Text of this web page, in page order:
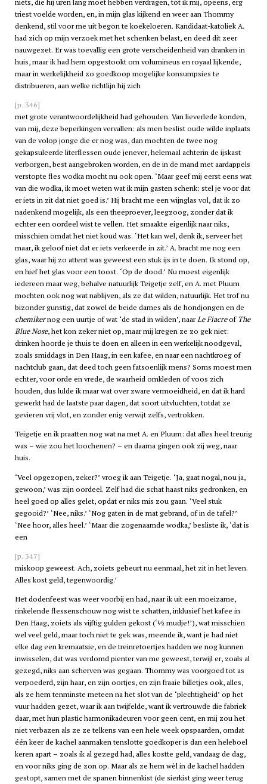
triest voelde worden, en, in mijn glas kijkend en weer aan Thommy
denkend, stil voor me uit begon te koekeloeren. Kandidaat-katoliek A.
had zich op mijn verzoek met het schenken belast, en deed dit zeer
nauwgezet. Er was toevallig een grote verscheidenheid van dranken in
huis, maar ik had hem opgestookt om volumineus en royaal lijkende,
maar in werkelijkheid zo goedkoop mogelijke konsumpsies te
distribueren, aan welke richtlijn hij zich
[p. 346]
met grote verantwoordelijkheid had gehouden. Van lieverlede konden,
van mij, deze beperkingen vervallen: als men beslist oude wilde inplaats
van de volop jonge die er nog was, dan mochten de twee nog
gekapsuleerde literflessen oude jenever, helemaal achterin de ijskast
verborgen, best aangebroken worden, en de in de mand met aardappels
verstopte fles wodka mocht nu ook open. ‘Maar geef mij eerst eens wat
van die wodka, ik moet weten wat ik mijn gasten schenk: stel je voor dat
er iets in zit dat niet goed is.’ Hij bracht me een wijnglas vol, dat ik zo
nadenkend mogelijk, als een theeproever, leegzoog, zonder dat ik
echter een oordeel wist te vellen. Het smaakte eigenlijk naar niks,
misschien omdat het niet koud was. ‘Het kan wel, denk ik, serveer het
maar, ik geloof niet dat er iets verkeerde in zit.’ A. bracht me nog een
glas, waar hij zo attent was geweest een stuk ijs in te doen. Ik stond op,
en hief het glas voor een toost. ‘Op de dood.’ Nu moest eigenlijk
iedereen maar weg, behalve natuurlijk Teigetje zelf, en A. met Pluum
mochten ook nog wat nablijven, als ze dat wilden, natuurlijk. Het trof nu
bizonder gunstig, dat zowel de beide dames als de hondjongen en de
chemikernog een uurtje of wat ‘de stad in wilden’, naarLe Fiacreof The
Blue Nose, het kon zeker niet op, maar mij kregen ze zo gek niet:
drinken hoorde je thuis te doen en alleen in een werkelijk noodgeval,
zoals smiddags in Den Haag, in een kafee, en naar een nachtkroeg of
nachtclub gaan, dat deed toch geen fatsoenlijk mens? Soms moest men
echter, voor orde en vrede, de waarheid omkleden of voos zich
houden, dus lulde ik maar wat over zware vermoeidheid, en dat ik hard
gewerkt had de laatste paar dagen, dat soort uitvluchten, totdat ze
gevieren vrij vlot, en zonder enig verwijt zelfs, vertrokken.
Teigetje en ik praatten nog wat na met A. en Pluum: dat alles heel treurig
was – wie zou het loochenen? – en daarna gingen ook zij weg, naar
huis.
‘Veel opgezopen, zeker?’ vroeg ik aan Teigetje. ‘Ja, gaat nogal, nou ja,
gewoon,’ was zijn oordeel. Zelf had die schat haast niks gedronken, en
heel goed op alles gelet, opdat er niks mis zou gaan. ‘Veel stuk
gegooid?’ ‘Nee, niks.’ ‘Nog gaten in de mat gebrand, of in de tafel?’
‘Nee hoor, alles heel.’ ‘Maar die zogenaamde wodka,’ besliste ik, ‘dat is
een
[p. 347]
miskoop geweest. Ach, zoiets gebeurt nu eenmaal, het zit in het leven.
Alles kost geld, tegenwoordig.’
Het dodenfeest was weer voorbij en had, naar ik uit een moeizame,
rinkelende flessenschouw nog wist te schatten, inklusief het kafee in
Den Haag, zoiets als vijftig gulden gekost (‘½ mudje!’), wat misschien
wel veel geld, maar toch niet te gek was, meende ik, want je had niet
elke dag een kremaatsie, en de treinretoertjes hadden we nog kunnen
inwisselen, dat was verdomd pienter van me geweest, terwijl er, zoals al
gezegd, niks aan scherven was gegaan. Thommy was voorgoed tot as
verpoederd, zijn haar, en zijn oortjes, en zijn fraaie billetjes ook, alles,
als ze hem tenminste meteen na het slot van de ‘plechtigheid’ op het
vuur hadden gezet, waar ik aan twijfelde, want ik vertrouwde die fabriek
daar, met hun plastic harmonikadeuren voor geen cent, en mij zou het
niet verbazen als ze ze telkens van een hele week opspaarden, omdat
één keer de kachel aanmaken tenslotte goedkoper is dan een heleboel
keren apart – zoals ik al gezegd had, alles kostte geld, vandaag de dag,
en voor niks ging de zon op. Maar als ze hem wèl in de kachel hadden
gestopt, samen met de spanen binnenkist (de sierkist ging weer terug